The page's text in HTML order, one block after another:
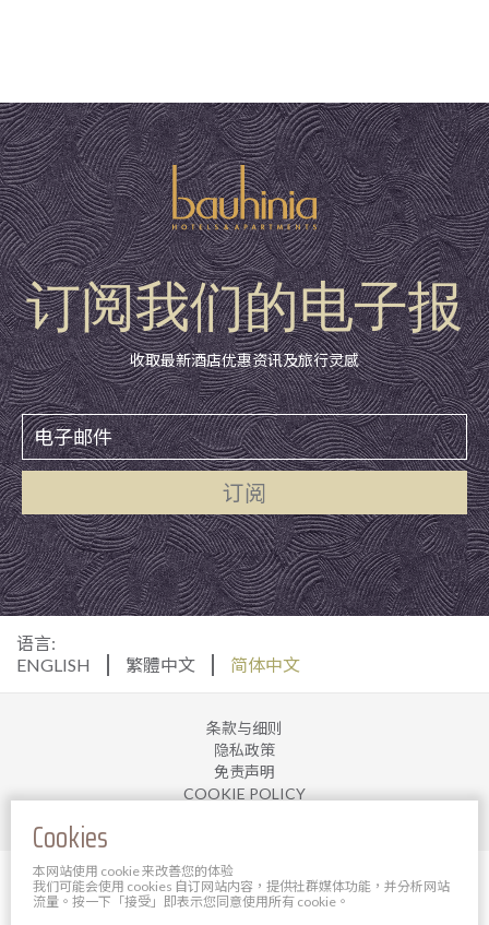
Cookies
本网站使用 cookie 来改善您的体验
我们可能会使用 cookies 自订网站内容，提供社群媒体功能，并分析网站
流量。按一下「接受」即表示您同意使用所有 cookie。
订阅我们的电子报
收取最新酒店优惠资讯及旅行灵感
订阅
语言:
ENGLISH
繁體中文 简体中文
条款与细则
隐私政策
免责声明
COOKIE POLICY
© 2025 宝轩酒店管理有限公司。 版权所有。
Powered By Bigazines